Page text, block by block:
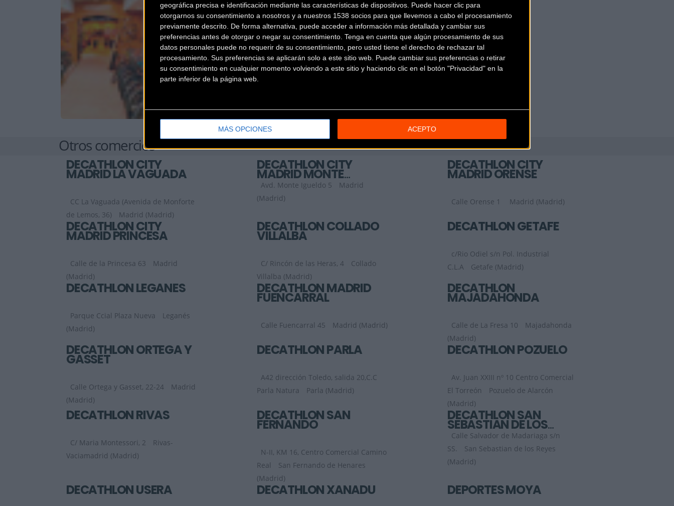
geográfica precisa e identificación mediante las características de dispositivos. Puede hacer clic para
otorgarnos su consentimiento a nosotros y a nuestros 1538 socios para que llevemos a cabo el procesamiento
previamente descrito. De forma alternativa, puede acceder a información más detallada y cambiar sus
preferencias antes de otorgar o negar su consentimiento. Tenga en cuenta que algún procesamiento de sus
datos personales puede no requerir de su consentimiento, pero usted tiene el derecho de rechazar tal
procesamiento. Sus preferencias se aplicarán solo a este sitio web. Puede cambiar sus preferencias o retirar
su consentimiento en cualquier momento volviendo a este sitio y haciendo clic en el botón "Privacidad" en la
parte inferior de la página web.
MÁS OPCIONES ACEPTO
Otros comercios
DECATHLON CITY
MADRID LA VAGUADA
CC La Vaguada (Avenida de Monforte
de Lemos, 36)
Madrid (Madrid)
DECATHLON CITY
MADRID MONTE
IGUELDO
Avd. Monte Igueldo 5
Madrid
(Madrid)
DECATHLON CITY
MADRID ORENSE
Calle Orense 1 Madrid (Madrid)
DECATHLON CITY
MADRID PRINCESA
Calle de la Princesa 63
Madrid
(Madrid)
DECATHLON COLLADO
VILLALBA
C/ Rincón de las Heras, 4
Collado
Villalba (Madrid)
DECATHLON GETAFE
c/Rio Odiel s/n Pol. Industrial
C.L.A
Getafe (Madrid)
DECATHLON LEGANÉS
Parque Ccial Plaza Nueva
Leganés
(Madrid)
DECATHLON MADRID
FUENCARRAL
Calle Fuencarral 45 Madrid (Madrid)
DECATHLON
MAJADAHONDA
Calle de La Fresa 10
Majadahonda
(Madrid)
DECATHLON ORTEGA Y
GASSET
Calle Ortega y Gasset, 22-24
Madrid
(Madrid)
DECATHLON PARLA
A42 dirección Toledo, salida 20,C.C
Parla Natura
Parla (Madrid)
DECATHLON POZUELO
Av. Juan XXIII nº 10 Centro Comercial
El Torreón
Pozuelo de Alarcón
(Madrid)
DECATHLON RIVAS
C/ Maria Montessori, 2
Rivas-
Vaciamadrid (Madrid)
DECATHLON SAN
FERNANDO
N-II, KM 16, Centro Comercial Camino
Real
San Fernando de Henares
(Madrid)
DECATHLON SAN
SEBASTIAN DE LOS
REYES
Calle Salvador de Madariaga s/n
SS.
San Sebastian de los Reyes
(Madrid)
DECATHLON USERA DECATHLON XANADÚ DEPORTES MOYA